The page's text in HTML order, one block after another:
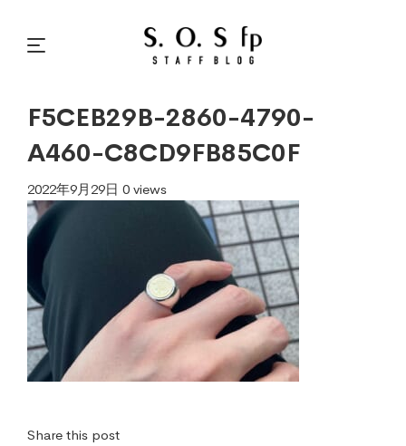
F5CEB29B-2860-4790-
A460-C8CD9FB85C0F
2022年9月29日 0 views
Share this post